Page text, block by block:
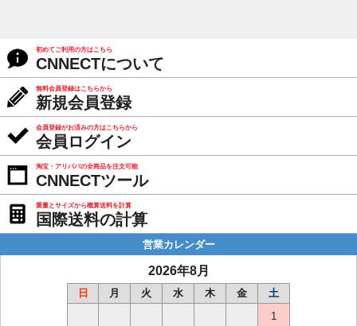
初めてご利用の方はこちら
CNNECTについて
無料会員登録はこちらから
新規会員登録
会員登録がお済みの方はこちらから
会員ログイン
淘宝・アリババの全商品を注文可能
CNNECTツール
重量とサイズから概算送料を計算
国際送料の計算
営業カレンダー
2026年8月
日 月 火 水 木 金
土
1